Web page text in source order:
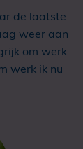
de laatste
weer aan
om werk
werk ik nu